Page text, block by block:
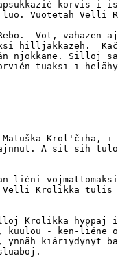
korvis i
Vuotetah Velli
Vot, vähäzen
hilljakkazeh.
njokkane. Silloj
tuaksi i
Krol'čiha, i
A sit sih
liéni
Krolikka tulis
Krolikka
kuulou - ken-liéne
ynnäh kiäriydynyt